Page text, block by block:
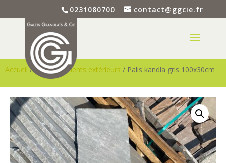
0231080700 contact@ggcie.fr
Accueil/Aménagements extérieurs / Palis kandla gris 100x30cm